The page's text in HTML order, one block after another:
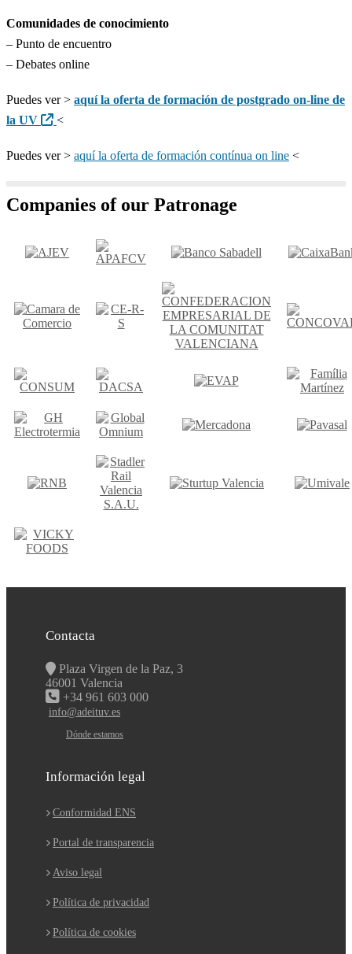
Comunidades de conocimiento
– Punto de encuentro
– Debates online
Puedes ver > aquí la oferta de formación de postgrado on-line de
la UV
<
Puedes ver > aquí la oferta de formación contínua on line <
Companies of our Patronage
Contacta
Plaza Virgen de la Paz, 3
46001 Valencia
+34 961 603 000
info@adeituv.es
Dónde estamos
Información legal
Conformidad ENS
Portal de transparencia
Aviso legal
Política de privacidad
Política de cookies